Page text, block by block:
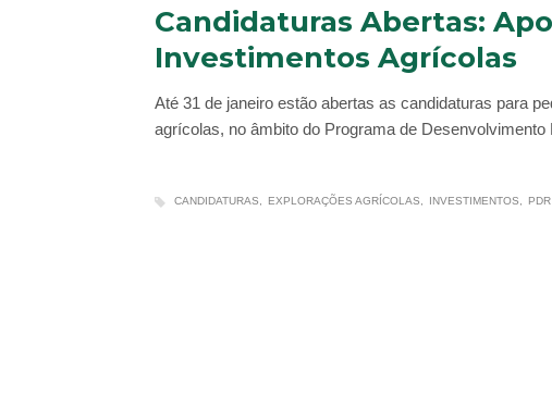
Candidaturas Abertas:
Investimentos Agrícolas
Até 31 de janeiro estão abertas as candidaturas para
agrícolas, no âmbito do Programa de Desenvolvimento
CANDIDATURAS EXPLORAÇÕES AGRÍCOLAS INVESTIMENTOS